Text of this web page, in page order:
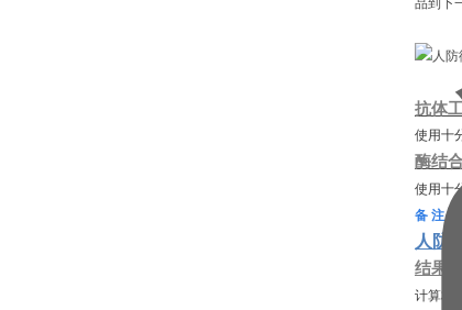
品到下
抗体
使用十
酶结
使用十
备 注：
人防
结果
计算标